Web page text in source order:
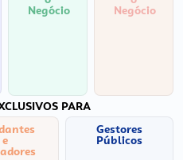
Negócio Negócio
PARA
e
Gestores
Públicos